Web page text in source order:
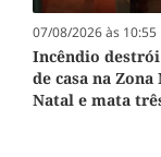
07/08/2026 às 10:55
Incêndio
de casa na
Natal e mata